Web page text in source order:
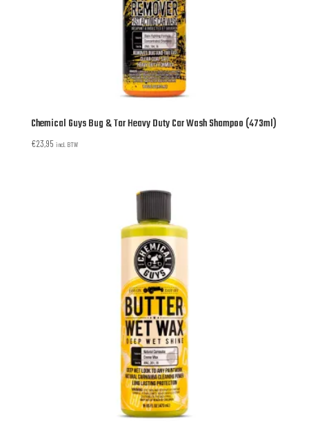
Chemical Guys Bug & Tar Heavy Duty Car Wash Shampoo (473ml)
€23,95 incl. BTW